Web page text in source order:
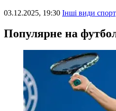
03.12.2025, 19:30 Інші види
Популярне на